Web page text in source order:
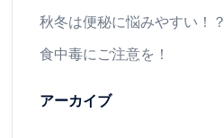
秋冬は便秘に悩みやすい！？
食中毒にご注意を！
アーカイブ